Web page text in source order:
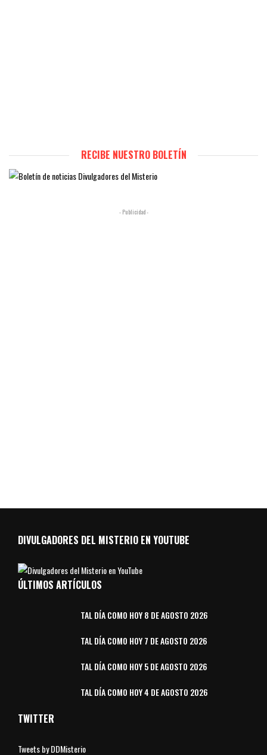
RECIBE NUESTRO BOLETÍN
- Publicidad -
DIVULGADORES DEL MISTERIO EN YOUTUBE
ÚLTIMOS ARTÍCULOS
TAL DÍA COMO HOY 8 DE AGOSTO 2026
TAL DÍA COMO HOY 7 DE AGOSTO 2026
TAL DÍA COMO HOY 5 DE AGOSTO 2026
TAL DÍA COMO HOY 4 DE AGOSTO 2026
TWITTER
Tweets by DDMisterio